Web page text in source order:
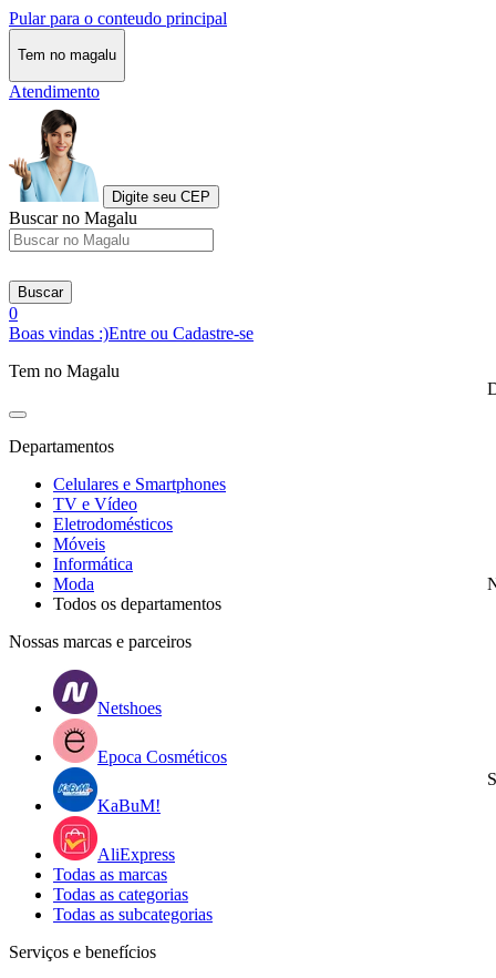
Pular para o conteudo principal
Tem no magalu
Atendimento
Digite seu CEP
Buscar no Magalu
Buscar
0
Boas vindas :)Entre ou Cadastre-se
Tem no Magalu
Departamentos
Celulares e Smartphones
TV e Vídeo
Eletrodomésticos
Móveis
Informática
Moda
Todos os departamentos
Nossas marcas e parceiros
Netshoes
Epoca Cosméticos
KaBuM!
AliExpress
Todas as marcas
Todas as categorias
Todas as subcategorias
Serviços e benefícios